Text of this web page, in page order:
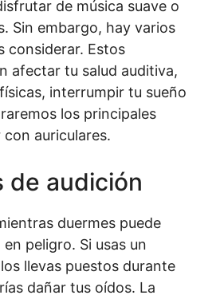
de música suave o
Sin embargo, hay varios
considerar. Estos
afectar tu salud auditiva,
interrumpir tu sueño
los principales
auriculares.
de audición
duermes puede
peligro. Si usas un
llevas puestos durante
dañar tus oídos. La